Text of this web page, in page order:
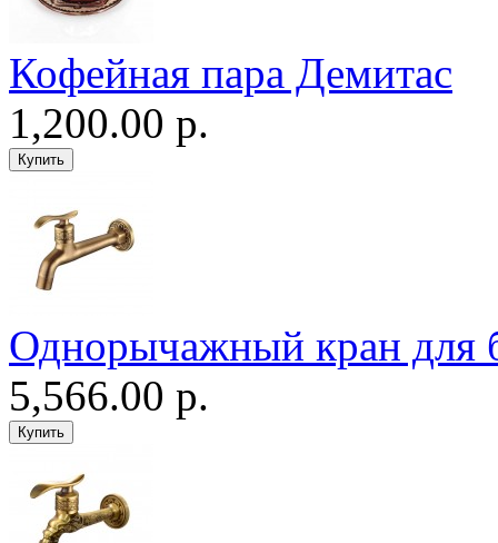
Кофейная пара Демитас
1,200.00 р.
Однорычажный кран для
5,566.00 р.